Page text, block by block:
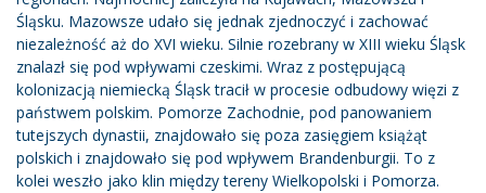
Śląsku. Mazowsze udało się jednak zjednoczyć i zachować
niezależność aż do XVI wieku. Silnie rozebrany w XIII wieku Śląsk
znalazł się pod wpływami czeskimi. Wraz z postępującą
kolonizacją niemiecką Śląsk tracił w procesie odbudowy więzi z
państwem polskim. Pomorze Zachodnie, pod panowaniem
tutejszych dynastii, znajdowało się poza zasięgiem książąt
polskich i znajdowało się pod wpływem Brandenburgii. To z
kolei weszło jako klin między tereny Wielkopolski i Pomorza.